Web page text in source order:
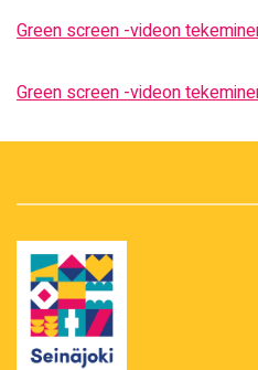
Green screen -videon
Green screen -videon